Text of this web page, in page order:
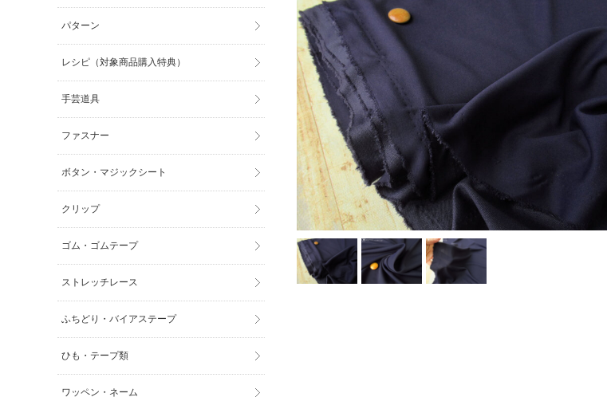
パターン
レシピ（対象商品購入特典）
手芸道具
ファスナー
ボタン・マジックシート
クリップ
ゴム・ゴムテープ
ストレッチレース
ふちどり・バイアステープ
ひも・テープ類
ワッペン・ネーム